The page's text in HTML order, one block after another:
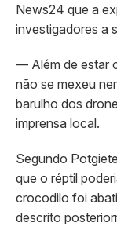
News24 que a
investigadores a
— Além de estar
não se mexeu
barulho dos
imprensa local.
Segundo
que o réptil
crocodilo foi
descrito